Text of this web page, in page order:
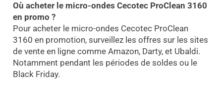
Où acheter le micro-ondes Cecotec ProClean 3160
en promo ?
Pour acheter le micro-ondes Cecotec ProClean
3160 en promotion, surveillez les offres sur les sites
de vente en ligne comme Amazon, Darty, et Ubaldi.
Notamment pendant les périodes de soldes ou le
Black Friday.